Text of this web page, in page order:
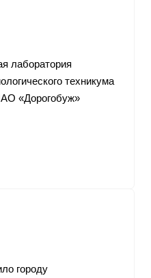
лаборатория
техникума
«Дорогобуж»
городу